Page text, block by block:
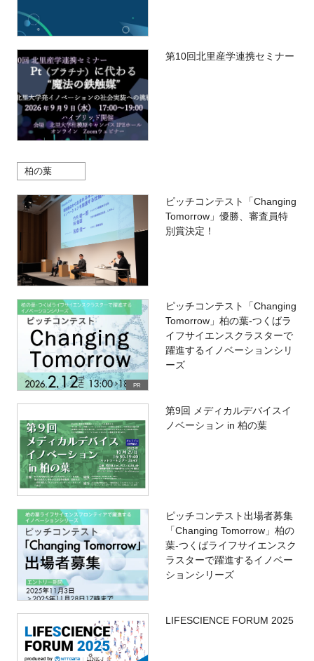
第10回北里産学連携セミナー
柏の葉
ピッチコンテスト「Changing
Tomorrow」優勝、審査員特
別賞決定！
PR
ピッチコンテスト「Changing
Tomorrow」柏の葉-つくばラ
イフサイエンスクラスターで
躍進するイノベーションシリ
ーズ
第9回 メディカルデバイスイ
ノベーション in 柏の葉
ピッチコンテスト出場者募集
「Changing Tomorrow」柏の
葉-つくばライフサイエンスク
ラスターで躍進するイノベー
ションシリーズ
LIFESCIENCE FORUM 2025